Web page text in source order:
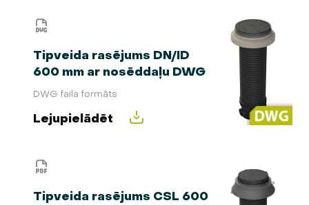
Tipveida rasējums DN/ID
600 mm ar nosēddaļu DWG
DWG faila formāts
Lejupielādēt
Tipveida rasējums CSL 600